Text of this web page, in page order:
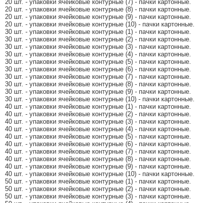
20 шт. - упаковки ячейковые контурные (7) - пачки картонные.
20 шт. - упаковки ячейковые контурные (8) - пачки картонные.
20 шт. - упаковки ячейковые контурные (9) - пачки картонные.
20 шт. - упаковки ячейковые контурные (10) - пачки картонные.
30 шт. - упаковки ячейковые контурные (1) - пачки картонные.
30 шт. - упаковки ячейковые контурные (2) - пачки картонные.
30 шт. - упаковки ячейковые контурные (3) - пачки картонные.
30 шт. - упаковки ячейковые контурные (4) - пачки картонные.
30 шт. - упаковки ячейковые контурные (5) - пачки картонные.
30 шт. - упаковки ячейковые контурные (6) - пачки картонные.
30 шт. - упаковки ячейковые контурные (7) - пачки картонные.
30 шт. - упаковки ячейковые контурные (8) - пачки картонные.
30 шт. - упаковки ячейковые контурные (9) - пачки картонные.
30 шт. - упаковки ячейковые контурные (10) - пачки картонные.
40 шт. - упаковки ячейковые контурные (1) - пачки картонные.
40 шт. - упаковки ячейковые контурные (2) - пачки картонные.
40 шт. - упаковки ячейковые контурные (3) - пачки картонные.
40 шт. - упаковки ячейковые контурные (4) - пачки картонные.
40 шт. - упаковки ячейковые контурные (5) - пачки картонные.
40 шт. - упаковки ячейковые контурные (6) - пачки картонные.
40 шт. - упаковки ячейковые контурные (7) - пачки картонные.
40 шт. - упаковки ячейковые контурные (8) - пачки картонные.
40 шт. - упаковки ячейковые контурные (9) - пачки картонные.
40 шт. - упаковки ячейковые контурные (10) - пачки картонные.
50 шт. - упаковки ячейковые контурные (1) - пачки картонные.
50 шт. - упаковки ячейковые контурные (2) - пачки картонные.
50 шт. - упаковки ячейковые контурные (3) - пачки картонные.